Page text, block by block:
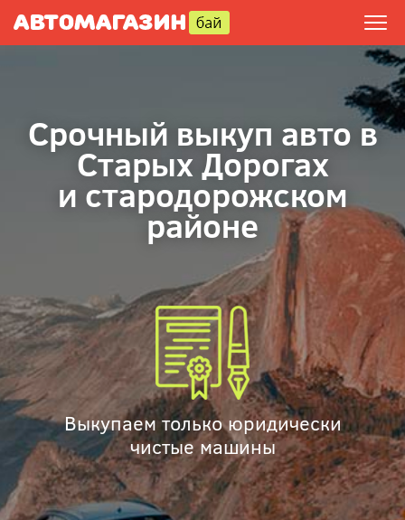
Срочный выкуп авто в
Старыx Дорогах
и стародорожском
районе
Выкупаем только юридически
чистые машины